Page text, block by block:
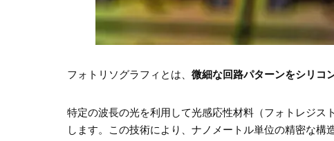
フォトリソグラフィとは、 微細な回路パターンをシリコ
特定の波長の光を利用して光感応性材料（フォトレジ
します。この技術により、ナノメートル単位の精密な構